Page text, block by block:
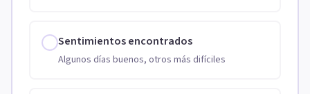
Sentimientos encontrados
Algunos días buenos, otros más difíciles